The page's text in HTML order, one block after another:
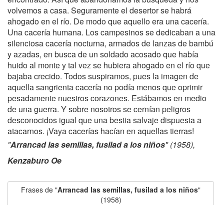
volvemos a casa. Seguramente el desertor se habrá
ahogado en el río. De modo que aquello era una cacería.
Una cacería humana. Los campesinos se dedicaban a una
silenciosa cacería nocturna, armados de lanzas de bambú
y azadas, en busca de un soldado acosado que había
huido al monte y tal vez se hubiera ahogado en el río que
bajaba crecido. Todos suspiramos, pues la imagen de
aquella sangrienta cacería no podía menos que oprimir
pesadamente nuestros corazones. Estábamos en medio
de una guerra. Y sobre nosotros se cernían peligros
desconocidos igual que una bestia salvaje dispuesta a
atacarnos. ¡Vaya cacerías hacían en aquellas tierras!
"Arrancad las semillas, fusilad a los niños" (1958),
Kenzaburo Oe
Frases de "Arrancad las semillas, fusilad a los niños"
(1958)